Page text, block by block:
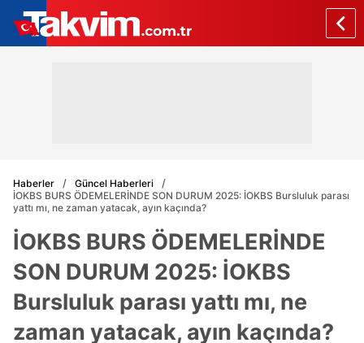
Haberler
Güncel Haberleri
İOKBS BURS ÖDEMELERİNDE SON DURUM 2025: İOKBS Bursluluk parası
yattı mı, ne zaman yatacak, ayın kaçında?
İOKBS BURS ÖDEMELERİNDE
SON DURUM 2025: İOKBS
Bursluluk parası yattı mı, ne
zaman yatacak, ayın kaçında?